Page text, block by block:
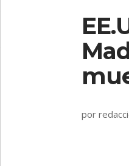
por